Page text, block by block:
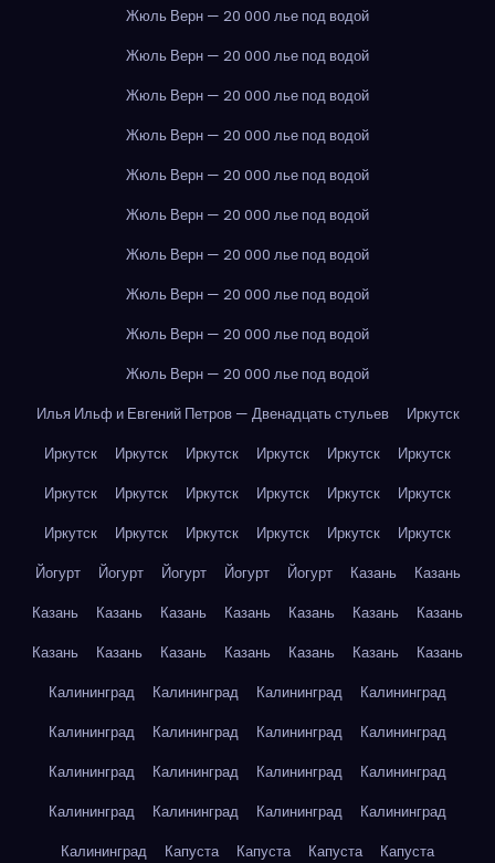
Жюль Верн — 20 000 лье под водой
Жюль Верн — 20 000 лье под водой
Жюль Верн — 20 000 лье под водой
Жюль Верн — 20 000 лье под водой
Жюль Верн — 20 000 лье под водой
Жюль Верн — 20 000 лье под водой
Жюль Верн — 20 000 лье под водой
Жюль Верн — 20 000 лье под водой
Жюль Верн — 20 000 лье под водой
Жюль Верн — 20 000 лье под водой
Илья Ильф и Евгений Петров — Двенадцать стульев
Иркутск
Иркутск
Иркутск Иркутск Иркутск Иркутск
Иркутск
Иркутск
Иркутск Иркутск Иркутск Иркутск
Иркутск
Иркутск
Иркутск Иркутск Иркутск Иркутск
Иркутск
Йогурт
Йогурт Йогурт Йогурт Йогурт Казань
Казань
Казань
Казань Казань Казань Казань Казань
Казань
Казань
Казань Казань Казань Казань Казань
Казань
Калининград
Калининград Калининград
Калининград
Калининград
Калининград Калининград
Калининград
Калининград
Калининград Калининград
Калининград
Калининград
Калининград Калининград
Калининград
Калининград
Капуста Капуста Капуста
Капуста